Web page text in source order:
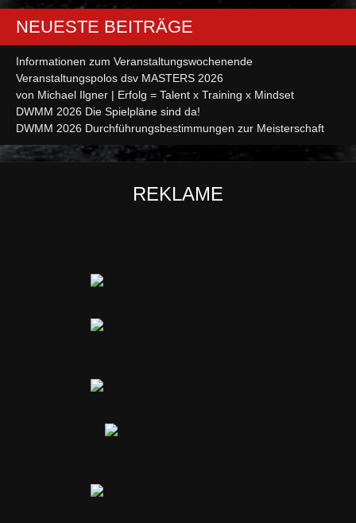
NEUESTE BEITRÄGE
Informationen zum Veranstaltungswochenende
Veranstaltungspolos dsv MASTERS 2026
von Michael Ilgner | Erfolg = Talent x Training x Mindset
DWMM 2026 Die Spielpläne sind da!
DWMM 2026 Durchführungsbestimmungen zur Meisterschaft
REKLAME